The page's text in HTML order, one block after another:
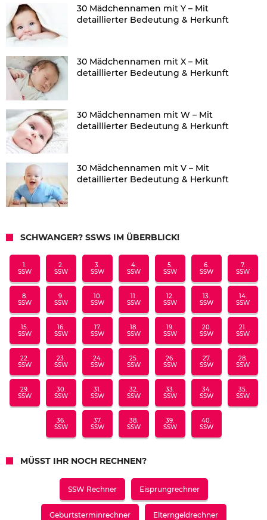
30 Mädchennamen mit Y – Mit
detaillierter Bedeutung & Herkunft
30 Mädchennamen mit X – Mit
detaillierter Bedeutung & Herkunft
30 Mädchennamen mit W – Mit
detaillierter Bedeutung & Herkunft
30 Mädchennamen mit V – Mit
detaillierter Bedeutung & Herkunft
SCHWANGER? SSWS IM ÜBERBLICK!
1.
SSW
2.
SSW
3.
SSW
4.
SSW
5.
SSW
6.
SSW
7.
SSW
8.
SSW
9.
SSW
10.
SSW
11.
SSW
12.
SSW
13.
SSW
14.
SSW
15.
SSW
16.
SSW
17.
SSW
18.
SSW
19.
SSW
20.
SSW
21.
SSW
22.
SSW
23.
SSW
24.
SSW
25.
SSW
26.
SSW
27.
SSW
28.
SSW
29.
SSW
30.
SSW
31.
SSW
32.
SSW
33.
SSW
34.
SSW
35.
SSW
36.
SSW
37.
SSW
38.
SSW
39.
SSW
40.
SSW
MÜSST IHR NOCH RECHNEN?
SSW Rechner Eisprungrechner
Geburtsterminrechner Elterngeldrechner